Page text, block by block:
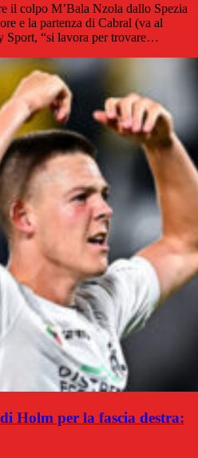
il colpo M’Bala Nzola dallo Spezia
e la partenza di Cabral (va al
Sport, “si lavora per trovare…
Holm per la fascia destra: